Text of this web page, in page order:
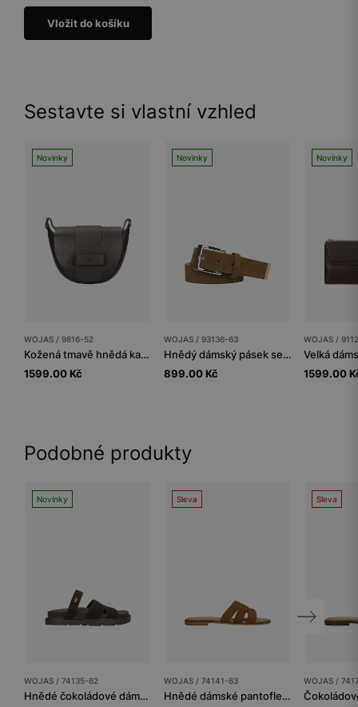
Vložit do košíku
Sestavte si vlastní vzhled
Novinky
WOJAS / 9816-52
Kožená tmavě hnědá kabelka typu saddle bag
1599.00 Kč
Novinky
WOJAS / 93136-63
Hnědý dámský pásek se zlatou přezkou
899.00 Kč
Novinky
WOJAS /
1599.00
Podobné produkty
Novinky
WOJAS / 74135-62
Hnědé čokoládové dámské pantofle ze štípenky
Sleva
WOJAS / 74141-63
Hnědé dámské pantofle ze štípenky
Sleva
WOJAS /